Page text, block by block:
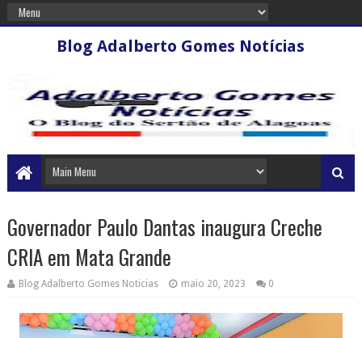
Blog Adalberto Gomes Notícias
Governador Paulo Dantas inaugura Creche
CRIA em Mata Grande
Blog Adalberto Gomes Noticias maio 20, 2023 0